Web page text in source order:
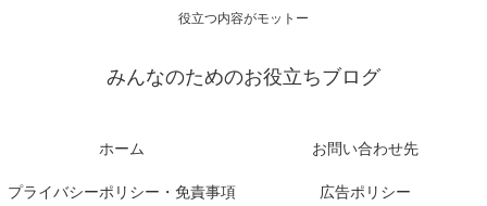
役立つ内容がモットー
みんなのためのお役立ちブログ
ホーム お問い合わせ先
プライバシーポリシー・免責事項 広告ポリシー